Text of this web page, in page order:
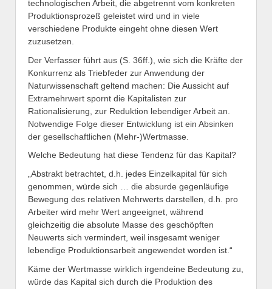
technologischen Arbeit, die abgetrennt vom konkreten
Produktionsprozeß geleistet wird und in viele
verschiedene Produkte eingeht ohne diesen Wert
zuzusetzen.
Der Verfasser führt aus (S. 36ff.), wie sich die Kräfte der
Konkurrenz als Triebfeder zur Anwendung der
Naturwissenschaft geltend machen: Die Aussicht auf
Extramehrwert spornt die Kapitalisten zur
Rationalisierung, zur Reduktion lebendiger Arbeit an.
Notwendige Folge dieser Entwicklung ist ein Absinken
der gesellschaftlichen (Mehr-)Wertmasse.
Welche Bedeutung hat diese Tendenz für das Kapital?
„Abstrakt betrachtet, d.h. jedes Einzelkapital für sich
genommen, würde sich … die absurde gegenläufige
Bewegung des relativen Mehrwerts darstellen, d.h. pro
Arbeiter wird mehr Wert angeeignet, während
gleichzeitig die absolute Masse des geschöpften
Neuwerts sich vermindert, weil insgesamt weniger
lebendige Produktionsarbeit angewendet worden ist.“
Käme der Wertmasse wirklich irgendeine Bedeutung zu,
würde das Kapital sich durch die Produktion des